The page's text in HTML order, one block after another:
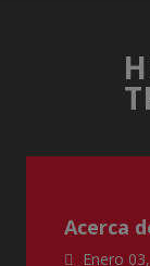
Acerca
Enero